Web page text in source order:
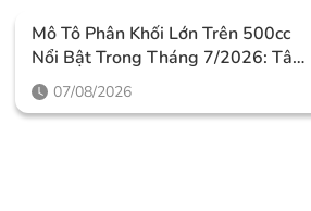
Mô Tô Phân Khối Lớn Trên 500cc
Nổi Bật Trong Tháng 7/2026: Tâm
Điểm Là Công Nghệ, Phiên Bản
Giới Hạn Và Những Cấu Hình
07/08/2026